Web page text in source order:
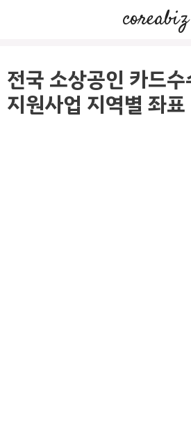
로
건
너
coreabiz
전국 소상공인 카드
지원사업 지역별 좌표